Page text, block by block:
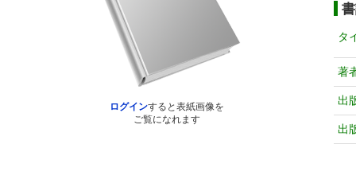
ログインすると表紙画像を
ご覧になれます
タ
著
出
出